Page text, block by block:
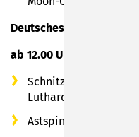
Deutsches
ab 12.00 Uhr
Schnitzkunst im
Luthardt
Astspindelei mit